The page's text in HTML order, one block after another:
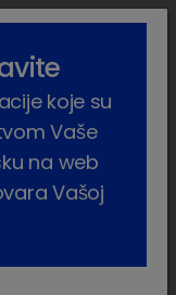
search menu
podršku
Liječenje
pasa uz
koje su
Vaše
na web
Vašoj